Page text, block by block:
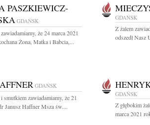
PASZKIEWICZ-
GDAŃSK
że 24 marca 2021
Żona, Matka i Babcia,...
GDAŃSK
Z żalem
odszedł
GDAŃSK
smutkiem zawiadamiamy, że 21
Janusz Haffner Msza św....
GDAŃSK
Z głębokim
marca 2021